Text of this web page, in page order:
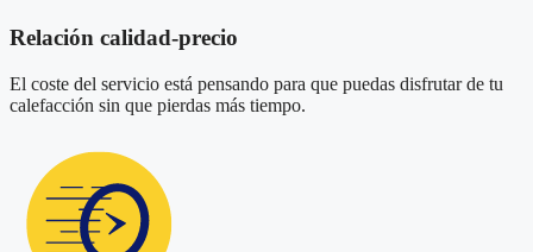
Relación calidad-precio
El coste del servicio está pensando para que puedas disfrutar de tu
calefacción sin que pierdas más tiempo.